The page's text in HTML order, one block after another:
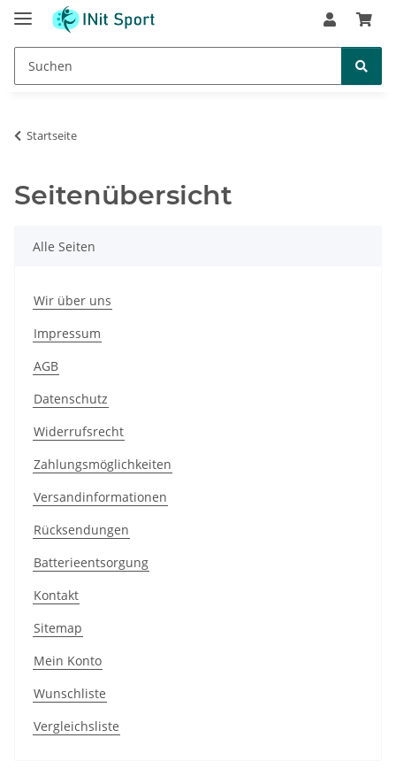
Startseite
Seitenübersicht
Alle Seiten
Wir über uns
Impressum
AGB
Datenschutz
Widerrufsrecht
Zahlungsmöglichkeiten
Versandinformationen
Rücksendungen
Batterieentsorgung
Kontakt
Sitemap
Mein Konto
Wunschliste
Vergleichsliste